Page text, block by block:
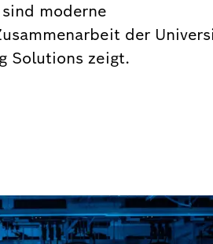
moderne
der
Solutions zeigt.